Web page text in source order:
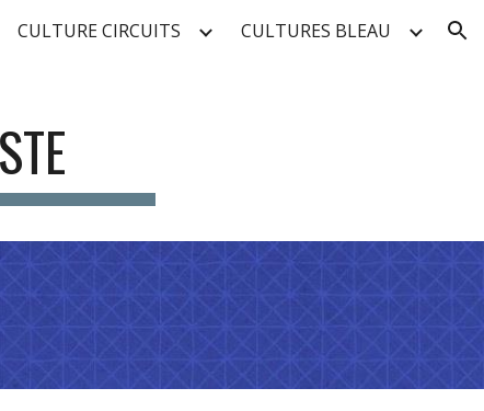
CULTURE CIRCUITS CULTURES BLEAU